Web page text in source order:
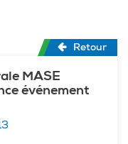
Retour
MASE
événement